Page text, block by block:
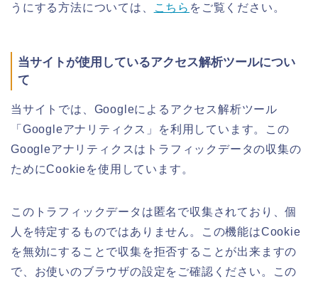
うにする方法については、
こちら をご覧ください。
当サイトが使用しているアクセス解析ツールについ
て
当サイトでは、Googleによるアクセス解析ツール
「Googleアナリティクス」を利用しています。この
Googleアナリティクスはトラフィックデータの収集の
ためにCookieを使用しています。
このトラフィックデータは匿名で収集されており、個
人を特定するものではありません。この機能はCookie
を無効にすることで収集を拒否することが出来ますの
で、お使いのブラウザの設定をご確認ください。この